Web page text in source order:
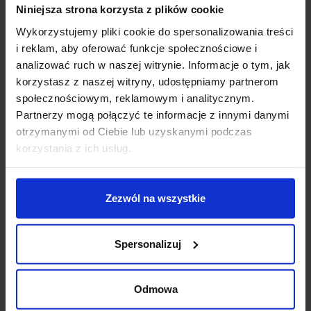
Niniejsza strona korzysta z plików cookie
Wykorzystujemy pliki cookie do spersonalizowania treści
i reklam, aby oferować funkcje społecznościowe i
analizować ruch w naszej witrynie. Informacje o tym, jak
korzystasz z naszej witryny, udostępniamy partnerom
społecznościowym, reklamowym i analitycznym.
Partnerzy mogą połączyć te informacje z innymi danymi
otrzymanymi od Ciebie lub uzyskanymi podczas
korzystania z ich usług.
Zezwól na wszystkie
Spersonalizuj
Odmowa
wbudowane diody LED w 2 barwach światła do
wyboru: biała ciepła (3000K) lub biała naturalna
(4000K), występują w 3 wymiarach do wyboru:
12x12cm, 17,2x17,2cm oraz 22,7x22,7cm.
Przeznaczone do wszystkich wnętrz, w tym łazienek
dzięki podwyższonej klasie szczelności, montaż
również w niskich sufitach podwieszanych dzięki
niewielkiej wysokości. Jej nowoczesny wygląd sprawia,
że ta oprawa podtynkowa LED idealnie nadaje się do
kuchni, przedpokoju czy ciągów komunikacyjnych.
Oprawa posiada zasilacz w komplecie.
Dane techniczne:
Źródło światła: LED
Zasilanie: 230V (zasilacz w zestawie)
4000K (biała naturalna)